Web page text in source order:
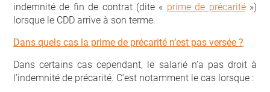
indemnité de fin de contrat (dite « prime de précarité»)
lorsque le CDD arrive à son terme.
Dans quels cas la prime de précarité n’est pas versée ?
Dans certains cas cependant, le salarié n’a pas droit à
l’indemnité de précarité. C’est notamment le cas lorsque :